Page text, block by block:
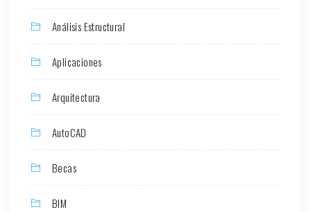
Análisis Estructural
Aplicaciones
Arquitectura
AutoCAD
Becas
BIM